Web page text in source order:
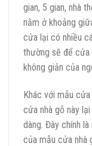
gian, 5 gian, nhà
nằm ở khoảng
cửa lại có nhiều
thường sẽ để cửa
không giản của
Khác với mẫu
cửa nhà gỗ này
dàng. Đây chính
của mẫu cửa nhà